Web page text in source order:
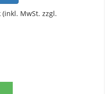
(inkl. MwSt. zzgl.